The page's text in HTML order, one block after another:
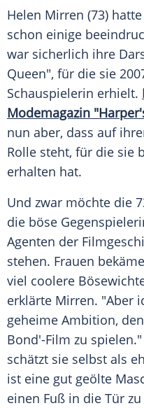
Helen Mirren (73)
schon einige
war sicherlich ihre
Queen", für die sie
Schauspielerin erhielt.
Modemagazin
nun aber, dass auf
Rolle steht, für die sie
erhalten hat.
Und zwar möchte die
die böse
Agenten der
stehen. Frauen
viel coolere
erklärte Mirren. "Aber
geheime Ambition,
Bond'-Film zu
schätzt sie selbst als
ist eine gut geölte
einen Fuß in die Tür